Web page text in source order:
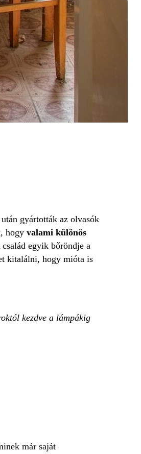
gyártották az olvasók
hogy valami különös
egyik bőröndje a
kitalálni, hogy mióta is
kezdve a lámpákig
már saját